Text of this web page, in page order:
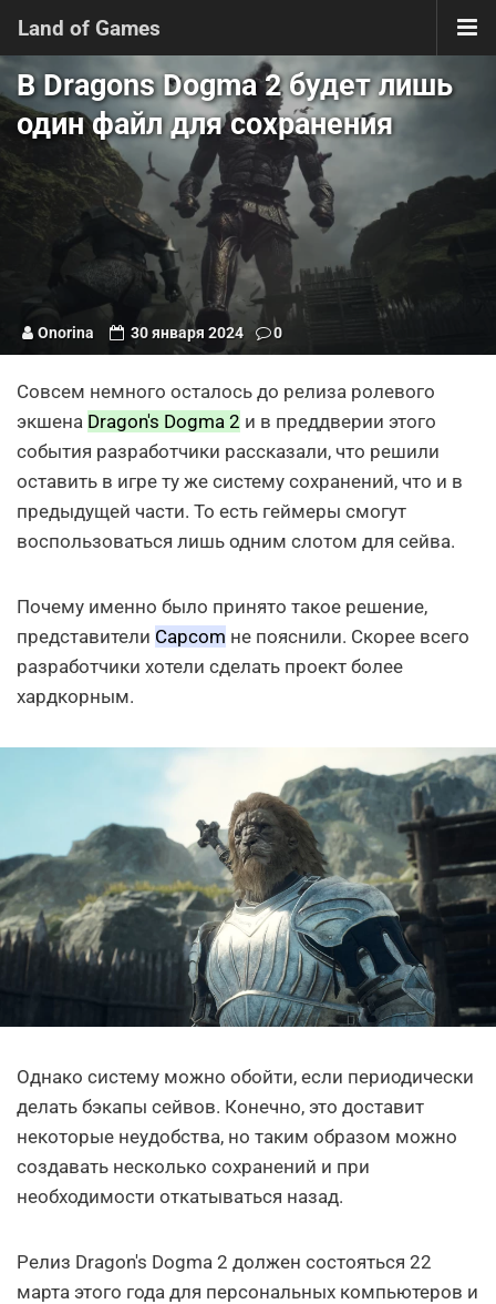
Land of Games
В Dragons Dogma 2 будет лишь
один файл для сохранения
Onorina 30 января 2024 0
Совсем немного осталось до релиза ролевого
экшена Dragon's Dogma 2 и в преддверии этого
события разработчики рассказали, что решили
оставить в игре ту же систему сохранений, что и в
предыдущей части. То есть геймеры смогут
воспользоваться лишь одним слотом для сейва.
Почему именно было принято такое решение,
представители Capcom не пояснили. Скорее всего
разработчики хотели сделать проект более
хардкорным.
Однако систему можно обойти, если периодически
делать бэкапы сейвов. Конечно, это доставит
некоторые неудобства, но таким образом можно
создавать несколько сохранений и при
необходимости откатываться назад.
Релиз Dragon's Dogma 2 должен состояться 22
марта этого года для персональных компьютеров и